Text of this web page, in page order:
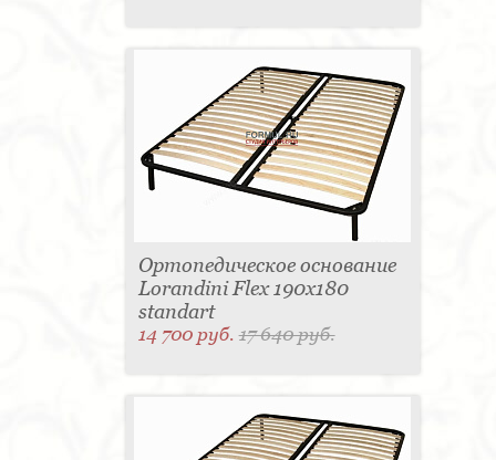
Ортопедическое основание
Lorandini Flex 190x180
standart
14 700 руб.17 640 руб.